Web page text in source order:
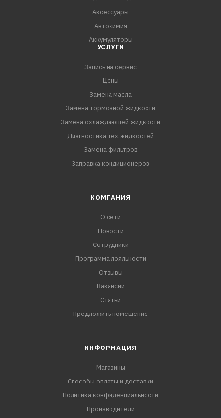
Аксессуары
Автохимия
Аккумуляторы
УСЛУГИ
Запись на сервис
Цены
Замена масла
Замена тормозной жидкости
Замена охлаждающей жидкости
Диагностика тех.жидкостей
Замена фильтров
Заправка кондиционеров
КОМПАНИЯ
О сети
Новости
Сотрудники
Программа лояльности
Отзывы
Вакансии
Статьи
Предложить помещение
ИНФОРМАЦИЯ
Магазины
Способы оплаты и доставки
Политика конфиденциальности
Производители